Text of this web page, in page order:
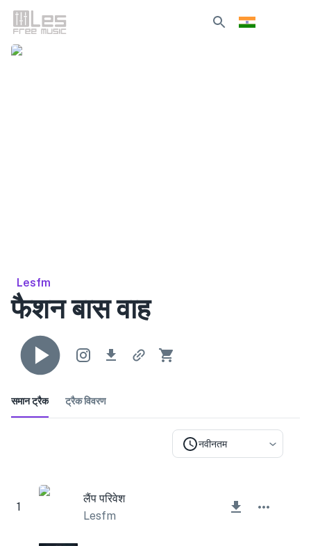
Lesfm
फैशन बास वाह
समान ट्रैक ट्रैक विवरण
नवीनतम
1
लैंप परिवेश
Lesfm